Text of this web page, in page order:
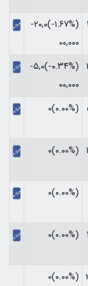
(‎-۱.۶۷%‏)‎-۲۰,۰
۰۰,۰۰۰‏
(‎-۰.۳۴%‏)‎-۵,۰
۰۰,۰۰۰‏
(۰.۰۰%)۰
(۰.۰۰%)۰
(۰.۰۰%)۰
(۰.۰۰%)۰
(۰.۰۰%)۰